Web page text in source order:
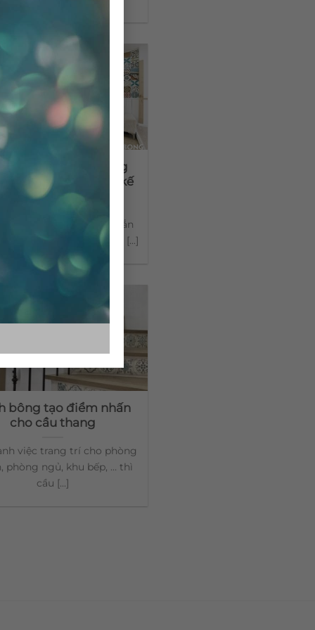
bông và những ứng
nổi bật trong thiết kế
nội thất
là loại gạch từng gắn
tuổi thơ đơn sơ của một [...]
bông tạo điểm nhấn
cho cầu thang
việc trang trí cho phòng
phòng ngủ, khu bếp, … thì
cầu [...]